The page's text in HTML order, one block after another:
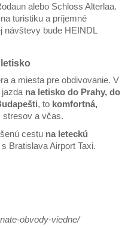
alebo Schloss Alterlaa.
turistiku a príjemné
bude HEINDL
a miesta pre obdivovanie. V
na letisko do Prahy, do
, to komfortná,
stresov a včas.
cestu na leteckú
s Bratislava Airport Taxi.
obvody-viedne/